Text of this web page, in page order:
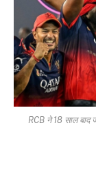
RCB ने 18 साल